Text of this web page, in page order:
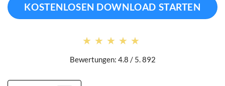
KOSTENLOSEN DOWNLOAD STARTEN
★★★★★
★★★★★
Bewertungen: 4.8 / 5. 892